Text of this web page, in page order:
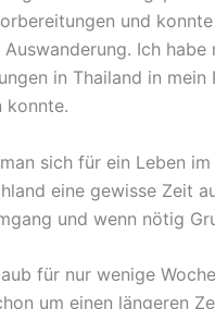
und
Ich
in Thailand in
konnte.
sich für ein Leben
eine gewisse Zeit
und wenn nötig
für nur wenige
um einen längeren